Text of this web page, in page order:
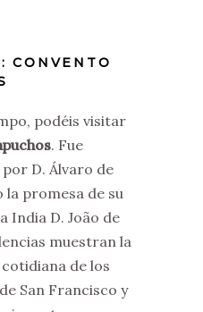
CONVENTO
podéis visitar
. Fue
D. Álvaro de
la promesa de su
India D. João de
muestran la
de los
San Francisco y